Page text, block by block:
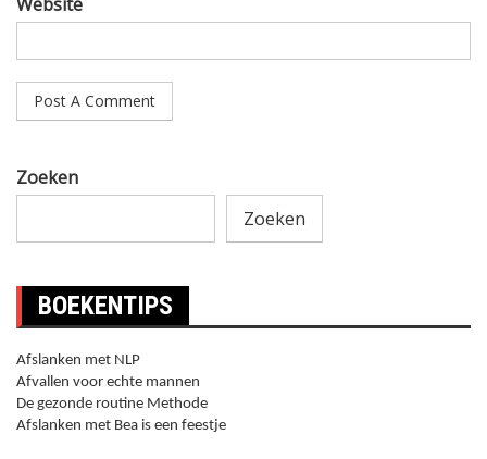
Zoeken
Zoeken
BOEKENTIPS
Afslanken met NLP
Afvallen voor echte mannen
De gezonde routine Methode
Afslanken met Bea is een feestje